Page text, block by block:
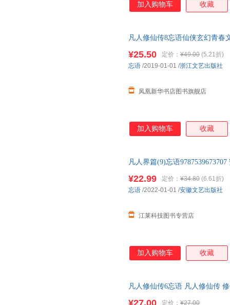
加入购物车 收藏
凡人修仙传8忘语仙侠玄幻青春
¥25.50 定价： ¥49.00 (5.21折)
凤凰新华书店图书旗舰店
忘语 /2019-01-01 /浙江文艺出版社
加入购物车 收藏
凡人界篇(9)忘语
¥22.99 定价： ¥34.80 (6.61折)
江莱科技图书专营店
忘语 /2022-01-01 /安徽文艺出版社
加入购物车 收藏
凡人修仙传6忘语 凡人修仙传
¥27.00 定价： ¥27.00